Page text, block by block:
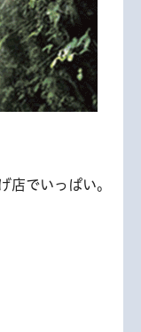
店でいっぱい。